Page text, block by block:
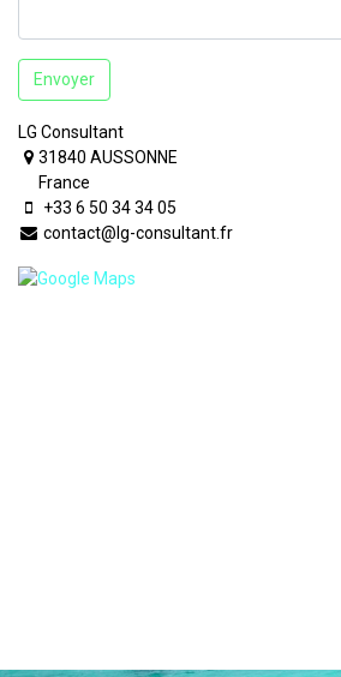
Envoyer
LG Consultant
31840 AUSSONNE
France
+33 6 50 34 34 05
contact@lg-consultant.fr